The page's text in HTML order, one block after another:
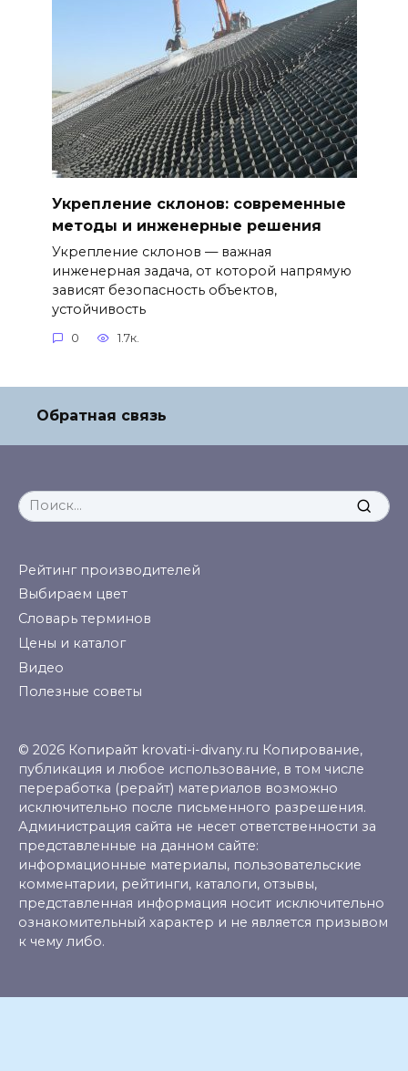
Укрепление склонов: современные
методы и инженерные решения
Укрепление склонов — важная
инженерная задача, от которой напрямую
зависят безопасность объектов,
устойчивость
0 1.7к.
Обратная связь
Search
for:
Рейтинг производителей
Выбираем цвет
Словарь терминов
Цены и каталог
Видео
Полезные советы
© 2026 Копирайт krovati-i-divany.ru Копирование,
публикация и любое использование, в том числе
переработка (рерайт) материалов возможно
исключительно после письменного разрешения.
Администрация сайта не несет ответственности за
представленные на данном сайте:
информационные материалы, пользовательские
комментарии, рейтинги, каталоги, отзывы,
представленная информация носит исключительно
ознакомительный характер и не является призывом
к чему либо.